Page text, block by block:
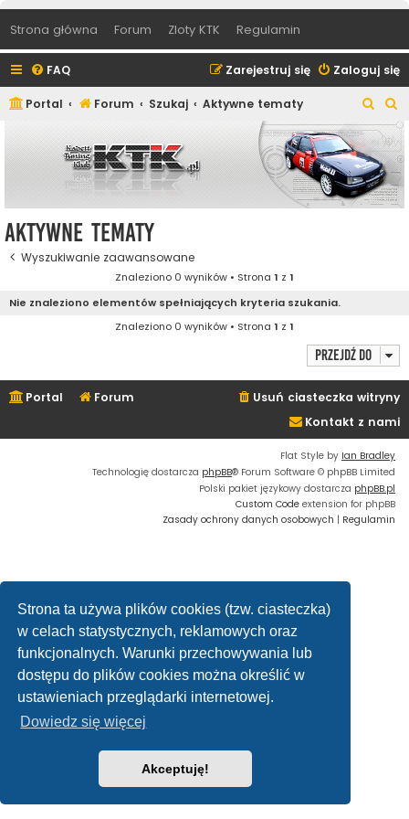
Strona ta używa plików cookies (tzw. ciasteczka)
w celach statystycznych, reklamowych oraz
funkcjonalnych. Warunki przechowywania lub
dostępu do plików cookies można określić w
ustawieniach przeglądarki internetowej.
Dowiedz się więcej
Akceptuję!
Strona główna Forum Zloty KTK Regulamin
FAQ Zaloguj się
Zarejestruj się
Portal Forum Szukaj Aktywne tematy
z
u
k
z
u
k
a
Aktywne tematy
Wyszukiwanie zaawansowane
Znaleziono 0 wyników • Strona 1 z 1
Nie znaleziono elementów spełniających kryteria szukania.
Znaleziono 0 wyników • Strona 1 z 1
Przejdź do
Portal Forum
Usuń ciasteczka witryny
Kontakt z nami
Flat Style by Ian Bradley
Technologię dostarcza phpBB® Forum Software © phpBB Limited
Polski pakiet językowy dostarcza phpBB.pl
Custom Code extension for phpBB
Zasady ochrony danych osobowych | Regulamin